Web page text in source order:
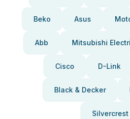
Beko Asus
Abb Mitsubishi
Cisco D-Link
Black & Decker
Silvercrest